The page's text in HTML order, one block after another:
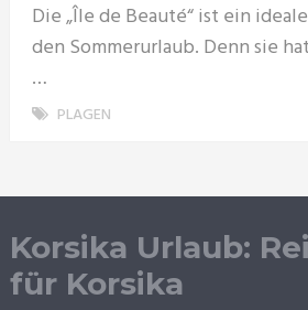
Die „Île de Beauté“ ist ein
den Sommerurlaub. Denn sie
…
PLAGEN
Korsika Urlaub:
für Korsika